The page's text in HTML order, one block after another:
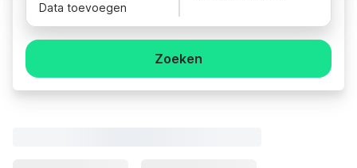
Data toevoegen
Zoeken